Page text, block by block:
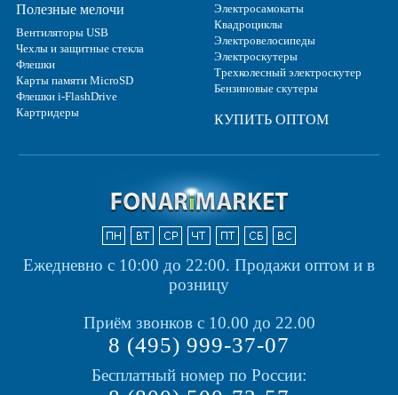
Полезные мелочи
Вентиляторы USB
Чехлы и защитные стекла
Флешки
Карты памяти MicroSD
Флешки i-FlashDrive
Картридеры
Электросамокаты
Квадроциклы
Электровелосипеды
Электроскутеры
Трехколесный электроскутер
Бензиновые скутеры
КУПИТЬ ОПТОМ
Ежедневно с 10:00 до 22:00. Продажи оптом и в
розницу
Приём звонков с 10.00 до 22.00
8 (495) 999-37-07
Бесплатный номер по России: